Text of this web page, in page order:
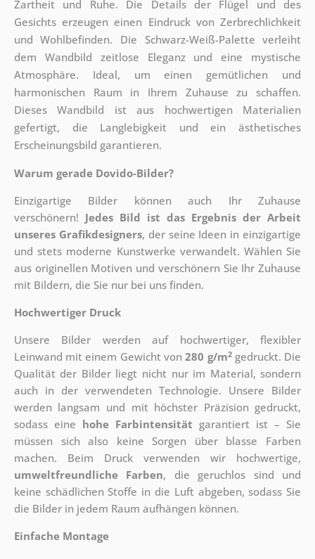
Zartheit und Ruhe. Die Details der Flügel und des
Gesichts erzeugen einen Eindruck von Zerbrechlichkeit
und Wohlbefinden. Die Schwarz-Weiß-Palette verleiht
dem Wandbild zeitlose Eleganz und eine mystische
Atmosphäre. Ideal, um einen gemütlichen und
harmonischen Raum in Ihrem Zuhause zu schaffen.
Dieses Wandbild ist aus hochwertigen Materialien
gefertigt, die Langlebigkeit und ein ästhetisches
Erscheinungsbild garantieren.
Warum gerade Dovido-Bilder?
Einzigartige Bilder können auch Ihr Zuhause
verschönern! Jedes Bild ist das Ergebnis der Arbeit
unseres Grafikdesigners, der seine Ideen in einzigartige
und stets moderne Kunstwerke verwandelt. Wählen Sie
aus originellen Motiven und verschönern Sie Ihr Zuhause
mit Bildern, die Sie nur bei uns finden.
Hochwertiger Druck
Unsere Bilder werden auf hochwertiger, flexibler
Leinwand mit einem Gewicht von280 g/m2gedruckt. Die
Qualität der Bilder liegt nicht nur im Material, sondern
auch in der verwendeten Technologie. Unsere Bilder
werden langsam und mit höchster Präzision gedruckt,
sodass eine hohe Farbintensität garantiert ist – Sie
müssen sich also keine Sorgen über blasse Farben
machen. Beim Druck verwenden wir hochwertige,
umweltfreundliche Farben, die geruchlos sind und
keine schädlichen Stoffe in die Luft abgeben, sodass Sie
die Bilder in jedem Raum aufhängen können.
Einfache Montage